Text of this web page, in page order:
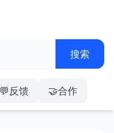
💬反馈 🤝合作